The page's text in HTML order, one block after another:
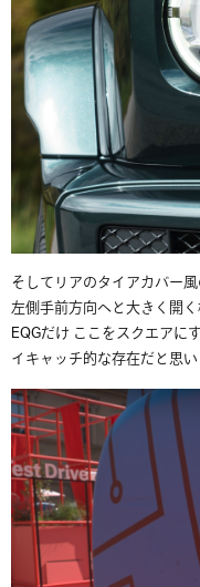
そしてリアのタイアカバー
左側手前方向へと大きく開
EQGだけ ここをスクエアに
イキャッチ的な存在だと思い